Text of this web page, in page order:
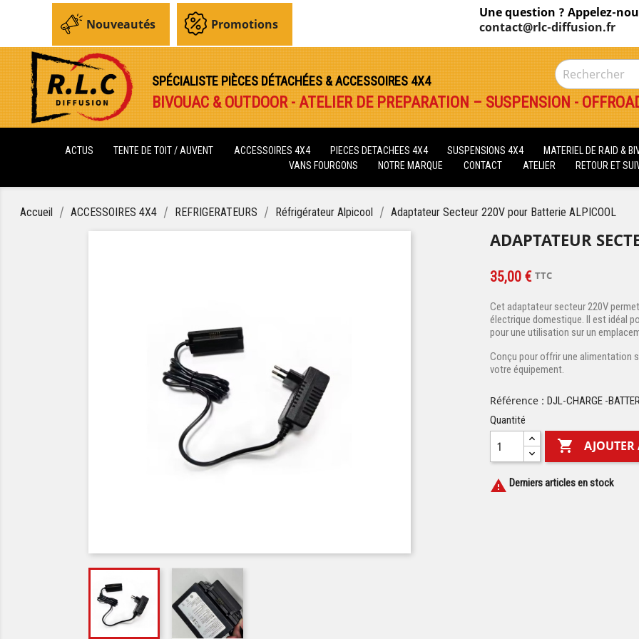
Nouveautés Promotions
Une question ? Appelez-
contact@rlc-diffusion.fr
SPÉCIALISTE PIÈCES DÉTACHÉES & ACCESSOIRES 4X4
BIVOUAC & OUTDOOR - ATELIER DE PREPARATION – SUSPENSION -
ACTUS TENTE DE TOIT / AUVENT ACCESSOIRES 4X4 PIECES DETACHEES 4X4 SUSPENSIONS 4X4 MATERIEL DE RAID &
VANS FOURGONS
NOTRE MARQUE CONTACT ATELIER RETOUR ET
Accueil ACCESSOIRES 4X4 REFRIGERATEURS Réfrigérateur Alpicool Adaptateur Secteur 220V pour Batterie ALPICOOL
ADAPTATEUR
35,00 € TTC
Cet adaptateur secteur 220V
électrique domestique. Il est idéal
pour une utilisation sur un
Conçu pour offrir une alimentation
votre équipement.
Référence : DJL-CHARGE -
Quantité

 Derniers articles en stock